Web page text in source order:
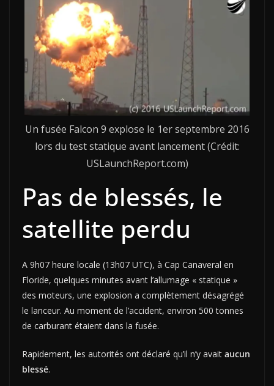
Un fusée Falcon 9 explose le 1er septembre 2016
lors du test statique avant lancement (Crédit:
USLaunchReport.com)
Pas de blessés, le
satellite perdu
A 9h07 heure locale (13h07 UTC), à Cap Canaveral en
Floride, quelques minutes avant l’allumage « statique »
des moteurs, une explosion a complètement désagrégé
le lanceur. Au moment de l’accident, environ 500 tonnes
de carburant étaient dans la fusée.
Rapidement, les autorités ont déclaré qu’il n’y avait aucun
blessé.